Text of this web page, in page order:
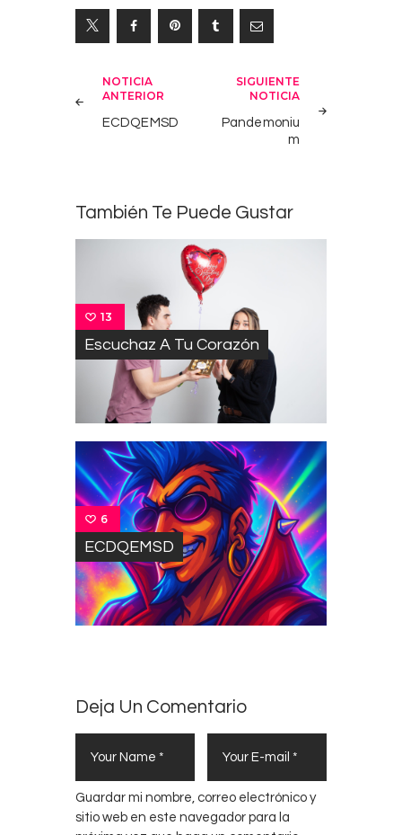
Navegación
de
entradas
NOTICIA
ANTERIOR
ECDQEMSD
SIGUIENTE
NOTICIA
Pandemoniu
m
También Te Puede Gustar
13
Escuchaz A Tu Corazón
6
ECDQEMSD
Deja Un Comentario
Guardar mi nombre, correo electrónico y
sitio web en este navegador para la